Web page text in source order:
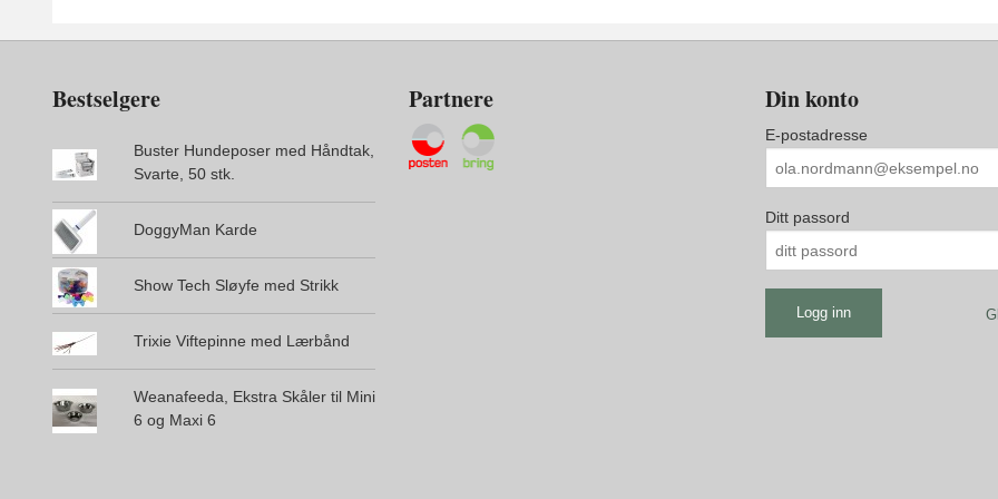
Bestselgere
Buster Hundeposer med Håndtak,
Svarte, 50 stk.
DoggyMan Karde
Show Tech Sløyfe med Strikk
Trixie Viftepinne med Lærbånd
Weanafeeda, Ekstra Skåler til Mini
6 og Maxi 6
Partnere Din konto
E-postadresse
Ditt passord